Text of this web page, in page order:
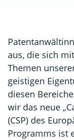
aus, die sich
Themen
geistigen
diesen
wir das neue
(CSP) des
Programms ist